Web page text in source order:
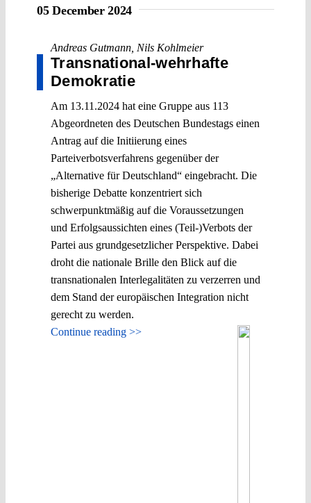
05 December 2024
Andreas Gutmann Nils Kohlmeier
Transnational-wehrhafte
Demokratie
Am 13.11.2024 hat eine Gruppe aus 113
Abgeordneten des Deutschen Bundestags einen
Antrag auf die Initiierung eines
Parteiverbotsverfahrens gegenüber der
„Alternative für Deutschland“ eingebracht. Die
bisherige Debatte konzentriert sich
schwerpunktmäßig auf die Voraussetzungen
und Erfolgsaussichten eines (Teil-)Verbots der
Partei aus grundgesetzlicher Perspektive. Dabei
droht die nationale Brille den Blick auf die
transnationalen Interlegalitäten zu verzerren und
dem Stand der europäischen Integration nicht
gerecht zu werden.
Continue reading >>